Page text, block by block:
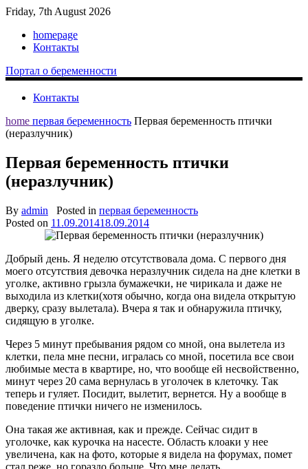
Friday, 7th August 2026
homepage
Контакты
Портал о беременности
Контакты
home первая беременность Первая беременность птички
(неразлучник)
Первая беременность птички
(неразлучник)
By admin Posted in первая беременность
Posted on 11.09.201418.09.2014
Добрый день. Я неделю отсутствовала дома. С первого дня
моего отсутствия девочка неразлучник сидела на дне клетки в
уголке, активно грызла бумажечки, не чирикала и даже не
выходила из клетки(хотя обычно, когда она видела открытую
дверку, сразу вылетала). Вчера я так и обнаружила птичку,
сидящую в уголке.
Через 5 минут пребывания рядом со мной, она вылетела из
клетки, пела мне песни, игралась со мной, посетила все свои
любимые места в квартире, но, что вообще ей несвойственно,
минут через 20 сама вернулась в уголочек в клеточку. Так
теперь и гуляет. Посидит, вылетит, вернется. Ну а вообще в
поведение птички ничего не изменилось.
Она такая же активная, как и прежде. Сейчас сидит в
уголочке, как курочка на насесте. Область клоаки у нее
увеличена, как на фото, которые я видела на форумах, помет
стал реже, но гораздо больше. Что мне делать.